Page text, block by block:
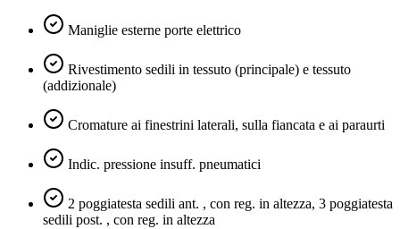
Maniglie esterne porte elettrico
Rivestimento sedili in tessuto (principale) e tessuto
(addizionale)
Cromature ai finestrini laterali, sulla fiancata e ai paraurti
Indic. pressione insuff. pneumatici
2 poggiatesta sedili ant. , con reg. in altezza, 3 poggiatesta
sedili post. , con reg. in altezza